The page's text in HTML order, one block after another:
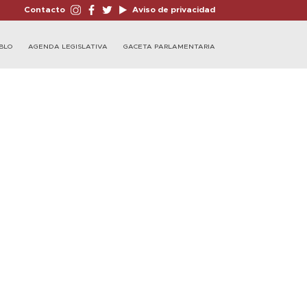
Contacto Aviso de privacidad
AGENDA LEGISLATIVA GACETA PARLAMENTARIA